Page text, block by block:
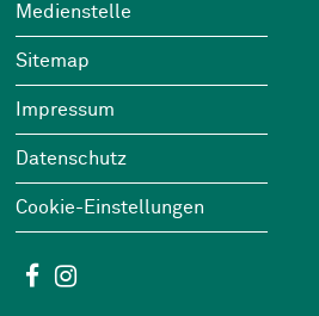
Footer
Wichtige Links
Medienstelle
Sitemap
Impressum
Datenschutz
Cookie-Einstellungen
Social Media
Facebook